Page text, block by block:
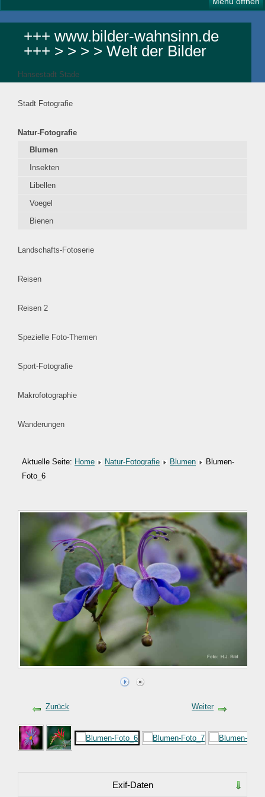
+++ www.bilder-wahnsinn.de
+++ > > > > Welt der Bilder
Hansestadt Stade
Stadt Fotografie
Natur-Fotografie
Blumen
Insekten
Libellen
Voegel
Bienen
Landschafts-Fotoserie
Reisen
Reisen 2
Spezielle Foto-Themen
Sport-Fotografie
Makrofotographie
Wanderungen
Aktuelle Seite: Home Natur-Fotografie Blumen
Blumen-
Foto_6
Zurück Weiter
Exif-Daten